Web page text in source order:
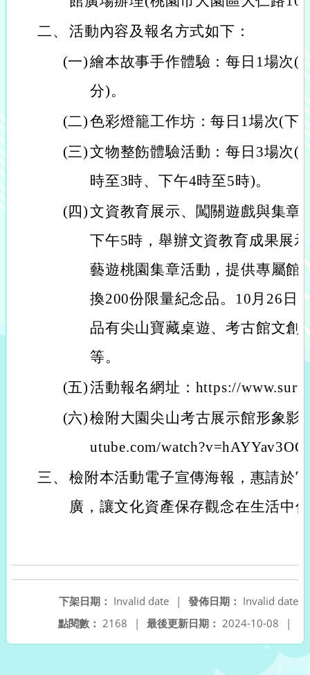
二、 活動內容及報名方式如下：
(一)繪本故事手作體驗：每日1場次(
分)。
(二)色彩燈籠工作坊：每日1場次(下
(三)文物整飭體驗活動：每日3場次(
時至3時、下午4時至5時)。
(四)文資教育展示、闖關遊戲與集章
下午5時，舉辦文資教育成果展
藝遊桃園集章活動，提供專屬館
換200份限量紀念品。10月26日
品有尖山寶藏桌遊、考古館文創
等。
(五)活動報名網址：https://
(六)檢附大園尖山考古展示館形象影
utube.com/
三、 檢附本活動電子宣傳海報，惠請於
廣，讓文化資產保存觀念在生活中
發佈日期： Invalid date
下架日期： Invalid date
|
最後更新日期： 2024-10-08 |
點閱數： 2168 |